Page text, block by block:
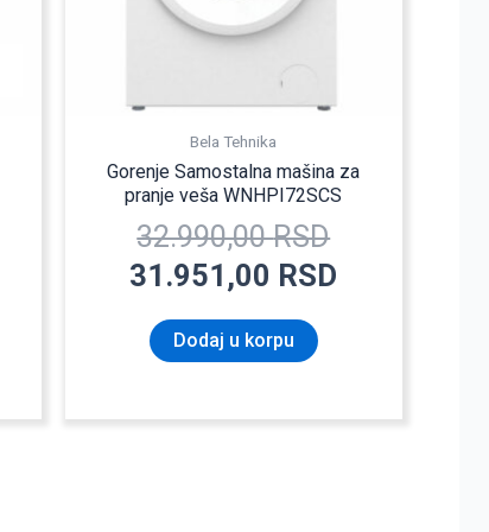
Bela Tehnika
Gorenje Samostalna mašina za
pranje veša WNHPI72SCS
32.990,00RSD
31.951,00 RSD
Dodaj u korpu